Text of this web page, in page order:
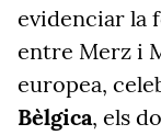
evidenciar la
entre Merz i
europea,
Bèlgica, els